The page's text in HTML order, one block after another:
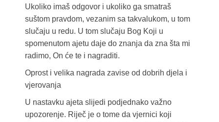
Ukoliko imaš odgovor i ukoliko ga smatraš
suštom pravdom, vezanim sa takvalukom, u tom
slučaju u redu. U tom slučaju Bog Koji u
spomenutom ajetu daje do znanja da zna šta mi
radimo, On će te i nagraditi.
Oprost i velika nagrada zavise od dobrih djela i
vjerovanja
U nastavku ajeta slijedi podjednako važno
upozorenje. Riječ je o tome da vjernici koji